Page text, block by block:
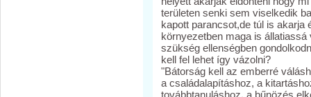
területen senki sem viselkedik
kapott parancsot,de túl is akarja
környezetben maga is
szükség ellenségben
kell fel lehet így vázolni?
"Bátorság kell az emberré
a családalapításhoz, a
továbbtanuláshoz, a bűnözés